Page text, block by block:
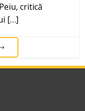
critică
[…]